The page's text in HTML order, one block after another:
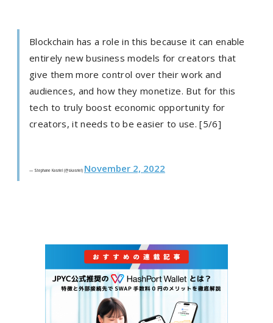
Blockchain has a role in this because it can enable
entirely new business models for creators that
give them more control over their work and
audiences, and how they monetize. But for this
tech to truly boost economic opportunity for
creators, it needs to be easier to use. [5/6]
— Stephane Kasriel (@skasriel) November 2, 2022